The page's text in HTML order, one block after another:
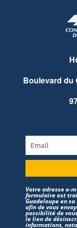
Boulevard du
Votre adresse e-
formulaire est
Guadeloupe en
afin de vous
possibilité de
le lien de
informations,